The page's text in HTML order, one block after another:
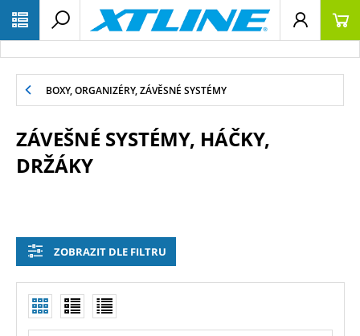
BOXY, ORGANIZÉRY, ZÁVĚSNÉ SYSTÉMY
ZÁVEŠNÉ SYSTÉMY, HÁČKY,
DRŽÁKY
ZOBRAZIT DLE FILTRU